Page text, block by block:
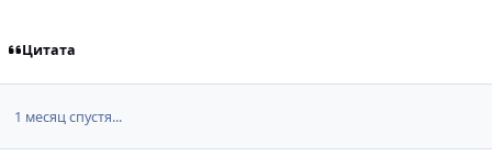
Цитата
1 месяц спустя...